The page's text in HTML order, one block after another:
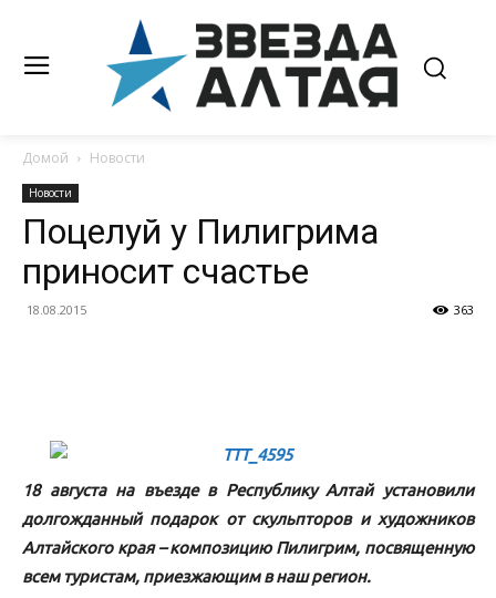
Домой Новости
Новости
Поцелуй у Пилигрима
приносит счастье
18.08.2015 363
18 августа на въезде в Республику Алтай установили
долгожданный подарок от скульпторов и художников
Алтайского края – композицию Пилигрим, посвященную
всем туристам, приезжающим в наш регион.